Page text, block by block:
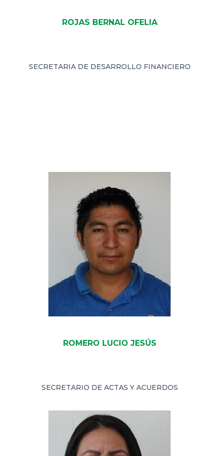
ROJAS BERNAL OFELIA
SECRETARIA DE DESARROLLO FINANCIERO
ROMERO LUCIO JESÚS
SECRETARIO DE ACTAS Y ACUERDOS